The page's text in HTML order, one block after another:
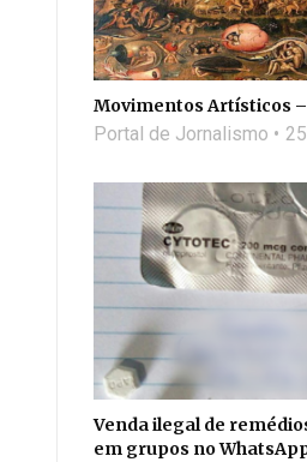
Movimentos Artísticos
Portal de Jornalismo
Venda ilegal de
em grupos no